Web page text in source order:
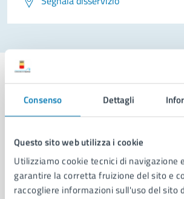
Consenso Dettagli
Questo sito web utilizza i cookie
Utilizziamo cookie tecnici di navigazione
garantire la corretta fruizione del sito e
raccogliere informazioni sull'uso del sito
Comune di Napoli
AMMINISTRAZIONE
Aree amministrative
Organi di governo